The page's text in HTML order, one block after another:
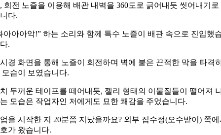
회전 노즐을 이용해 배관 내벽을 360도로 긁어내듯 씻어내기로
다.
아아아악!” 하는 소리와 함께 특수 노즐이 배관 속으로 진입했
.
경 화면을 통해 노즐이 회전하며 벽에 붙은 끈적한 막을 타격
모습이 보였습니다.
두꺼운 테이프를 떼어내듯, 젤리 형태의 이물질들이 떨어져
모습은 작업자인 저에게도 묘한 쾌감을 주었습니다.
을 시작한 지 20분쯤 지났을까요? 외부 집수정(오수받이) 쪽에
가 왔습니다.